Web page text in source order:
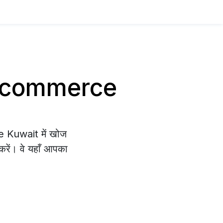
commerce
Kuwait में खोज
करें। वे यहाँ आपका